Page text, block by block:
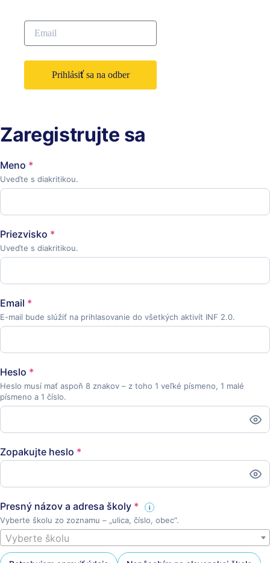
Prihlásiť sa na odber
Zaregistrujte sa
Meno *
Uveďte s diakritikou.
Priezvisko *
Uveďte s diakritikou.
Email *
E-mail bude slúžiť na prihlasovanie do všetkých aktivít INF 2.0.
Heslo *
Heslo musí mať aspoň 8 znakov – z toho 1 veľké písmeno, 1 malé
písmeno a 1 číslo.
Zopakujte heslo *
Presný názov a adresa školy * i
Vyberte školu zo zoznamu – „ulica, číslo, obec“.
Vyberte školu